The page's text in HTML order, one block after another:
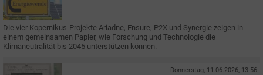
Die vier Kopernikus-Projekte Ariadne, Ensure, P2X und Synergie zeigen in
einem gemeinsamen Papier, wie Forschung und Technologie die
Klimaneutralität bis 2045 unterstützen können.
Donnerstag, 11.06.2026, 13:56